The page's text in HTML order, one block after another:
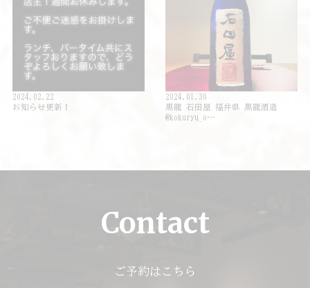
2024.02.22
お知らせ更新！
2024.01.30
黒龍 石田屋 福井県 黒龍酒造
@kokuryu_o…
Contact
ご予約はこちら